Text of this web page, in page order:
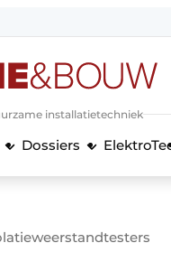
voor de aanmelding
installatietechniek
Dossiers